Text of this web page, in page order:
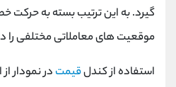
گیرد. به این ترتیب بسته به حرکت
موقعیت های معاملاتی مختلفی را
استفاده از کندلقیمت در نمودار